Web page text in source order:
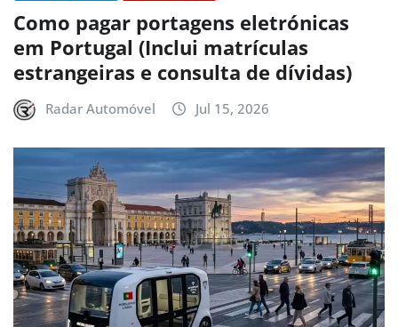
Como pagar portagens eletrónicas
em Portugal (Inclui matrículas
estrangeiras e consulta de dívidas)
Radar Automóvel Jul 15, 2026